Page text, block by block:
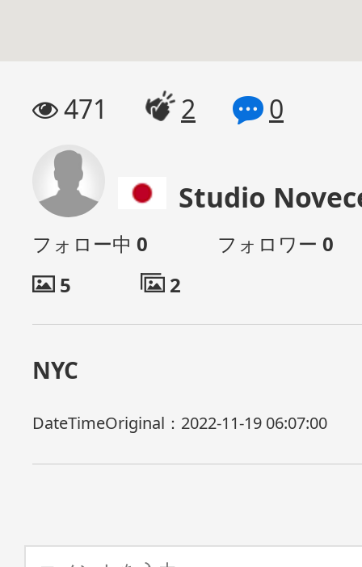
471 2 0
Studio
フォロー中 0 フォロワー 0
5
2
NYC
DateTimeOriginal： 2022-11-19 06:07:00